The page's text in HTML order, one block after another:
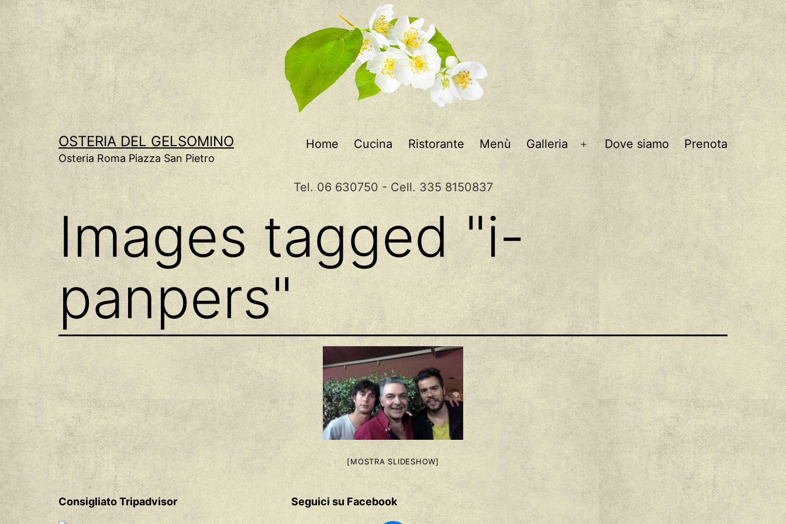
Salta
al
contenuto
OSTERIA DEL GELSOMINO
Osteria Roma Piazza San Pietro
Home Cucina Ristorante Menù Galleria
Apri
menu
Dove siamo Prenota
Tel. 06 630750 - Cell. 335 8150837
Images tagged "i-
panpers"
[MOSTRA SLIDESHOW]
Consigliato Tripadvisor Seguici su Facebook